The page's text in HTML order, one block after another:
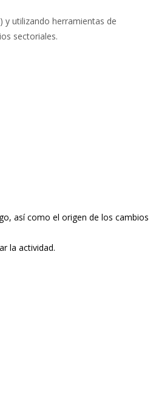
y utilizando herramientas de
sectoriales.
así como el origen de los cambios
la actividad.